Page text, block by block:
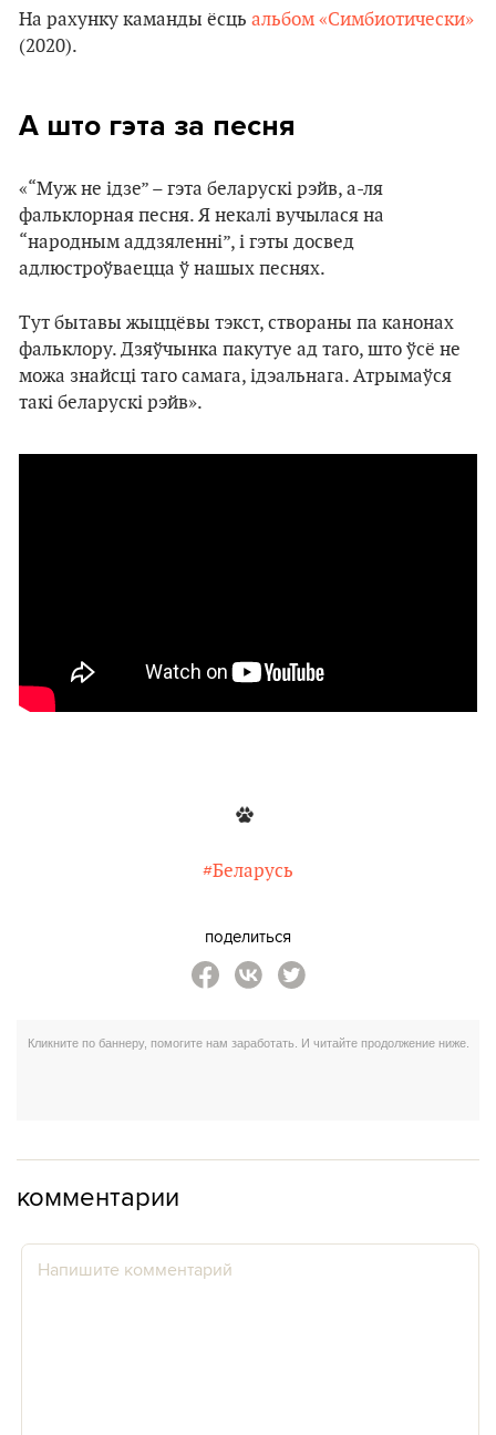
На рахунку каманды ёсць альбом «Симбиотически»
(2020).
А што гэта за песня
«“Муж не ідзе” – гэта беларускі рэйв, а-ля
фальклорная песня. Я некалі вучылася на
“народным аддзяленні”, і гэты досвед
адлюстроўваецца ў нашых песнях.
Тут бытавы жыццёвы тэкст, створаны па канонах
фальклору. Дзяўчынка пакутуе ад таго, што ўсё не
можа знайсці таго самага, ідэальнага. Атрымаўся
такі беларускі рэйв».
#Беларусь
поделиться
комментарии